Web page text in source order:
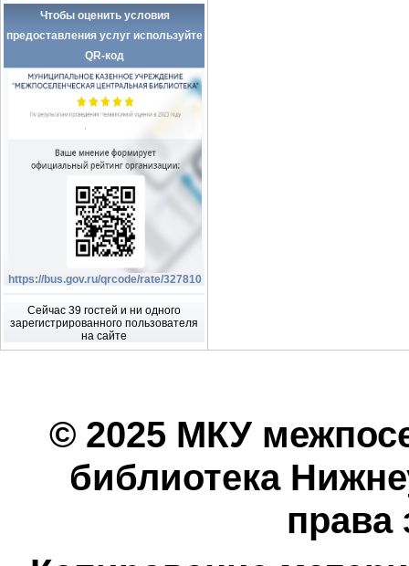
Чтобы оценить условия
предоставления услуг используйте
QR-код
https://bus.gov.ru/qrcode/rate/327810
Сейчас 39 гостей и ни одного
зарегистрированного пользователя
на сайте
© 2025 МКУ
библиотека